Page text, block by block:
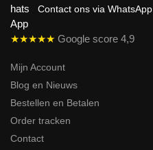
Contact ons via WhatsApp
★★★★★ Google score 4,9
Mijn Account
Blog en Nieuws
Bestellen en Betalen
Order tracken
Contact